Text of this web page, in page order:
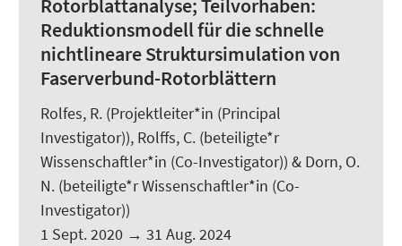
Rotorblattanalyse; Teilvorhaben:
Reduktionsmodell für die schnelle
nichtlineare Struktursimulation von
Faserverbund-Rotorblättern
Rolfes, R. (Projektleiter*in (Principal
Investigator)), Rolffs, C. (beteiligte*r
Wissenschaftler*in (Co-Investigator)) & Dorn, O.
N. (beteiligte*r Wissenschaftler*in (Co-
Investigator))
1 Sept. 2020 → 31 Aug. 2024